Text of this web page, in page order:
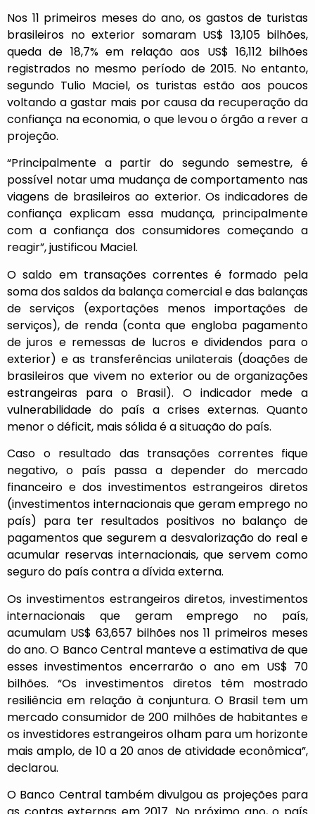
Nos 11 primeiros meses do ano, os gastos de turistas
brasileiros no exterior somaram US$ 13,105 bilhões,
queda de 18,7% em relação aos US$ 16,112 bilhões
registrados no mesmo período de 2015. No entanto,
segundo Tulio Maciel, os turistas estão aos poucos
voltando a gastar mais por causa da recuperação da
confiança na economia, o que levou o órgão a rever a
projeção.
“Principalmente a partir do segundo semestre, é
possível notar uma mudança de comportamento nas
viagens de brasileiros ao exterior. Os indicadores de
confiança explicam essa mudança, principalmente
com a confiança dos consumidores começando a
reagir”, justificou Maciel.
O saldo em transações correntes é formado pela
soma dos saldos da balança comercial e das balanças
de serviços (exportações menos importações de
serviços), de renda (conta que engloba pagamento
de juros e remessas de lucros e dividendos para o
exterior) e as transferências unilaterais (doações de
brasileiros que vivem no exterior ou de organizações
estrangeiras para o Brasil). O indicador mede a
vulnerabilidade do país a crises externas. Quanto
menor o déficit, mais sólida é a situação do país.
Caso o resultado das transações correntes fique
negativo, o país passa a depender do mercado
financeiro e dos investimentos estrangeiros diretos
(investimentos internacionais que geram emprego no
país) para ter resultados positivos no balanço de
pagamentos que segurem a desvalorização do real e
acumular reservas internacionais, que servem como
seguro do país contra a dívida externa.
Os investimentos estrangeiros diretos, investimentos
internacionais que geram emprego no país,
acumulam US$ 63,657 bilhões nos 11 primeiros meses
do ano. O Banco Central manteve a estimativa de que
esses investimentos encerrarão o ano em US$ 70
bilhões. “Os investimentos diretos têm mostrado
resiliência em relação à conjuntura. O Brasil tem um
mercado consumidor de 200 milhões de habitantes e
os investidores estrangeiros olham para um horizonte
mais amplo, de 10 a 20 anos de atividade econômica”,
declarou.
O Banco Central também divulgou as projeções para